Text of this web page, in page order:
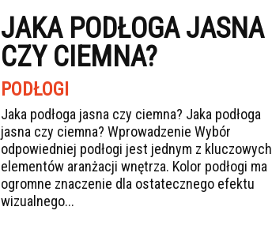
JAKA PODŁOGA JASNA
CZY CIEMNA?
PODŁOGI
Jaka podłoga jasna czy ciemna? Jaka podłoga
jasna czy ciemna? Wprowadzenie Wybór
odpowiedniej podłogi jest jednym z kluczowych
elementów aranżacji wnętrza. Kolor podłogi ma
ogromne znaczenie dla ostatecznego efektu
wizualnego...